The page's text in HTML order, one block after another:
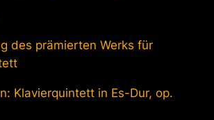
des prämierten Werks für
Klavierquintett in Es-Dur, op.